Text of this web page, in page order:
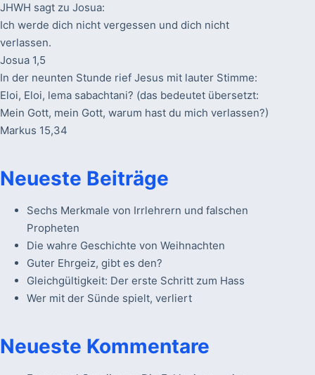
JHWH sagt zu Josua:
Ich werde dich nicht vergessen und dich nicht
verlassen.
Josua 1,5
In der neunten Stunde rief Jesus mit lauter Stimme:
Eloi, Eloi, lema sabachtani? (das bedeutet übersetzt:
Mein Gott, mein Gott, warum hast du mich verlassen?)
Markus 15,34
Neueste Beiträge
Sechs Merkmale von Irrlehrern und falschen
Propheten
Die wahre Geschichte von Weihnachten
Guter Ehrgeiz, gibt es den?
Gleichgültigkeit: Der erste Schritt zum Hass
Wer mit der Sünde spielt, verliert
Neueste Kommentare